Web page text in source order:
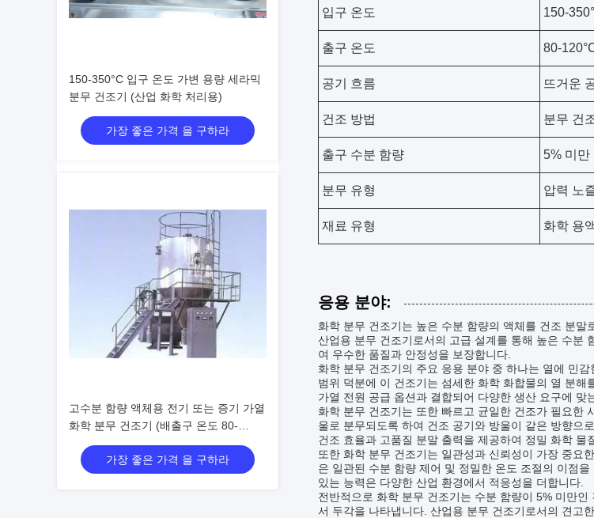
150-350°C 입구 온도 가변 용량 세라믹
분무 건조기 (산업 화학 처리용)
가장 좋은 가격 을 구하라
고수분 함량 액체용 전기 또는 증기 가열
화학 분무 건조기 (배출구 온도 80-
120°C)
가장 좋은 가격 을 구하라
입구 온도 150-
출구 온도 80-
공기 흐름 뜨거운
건조 방법 분무 건
출구 수분 함량 5% 미만
분무 유형 압력 노
재료 유형 화학 용
응용 분야:
화학 분무 건조기는 높은 수분 함량의 액체를 건조 분
산업용 분무 건조기로서의 고급 설계를 통해 높은 수분
여 우수한 품질과 안정성을 보장합니다.
화학 분무 건조기의 주요 응용 분야 중 하나는 열에 민
범위 덕분에 이 건조기는 섬세한 화학 화합물의 열 분
가열 전원 공급 옵션과 결합되어 다양한 생산 요구에 맞
화학 분무 건조기는 또한 빠르고 균일한 건조가 필요한
울로 분무되도록 하여 건조 공기와 방울이 같은 방향으
건조 효율과 고품질 분말 출력을 제공하여 정밀 화학 물
또한 화학 분무 건조기는 일관성과 신뢰성이 가장 중요
은 일관된 수분 함량 제어 및 정밀한 온도 조절의 이점
있는 능력은 다양한 산업 환경에서 적응성을 더합니다.
전반적으로 화학 분무 건조기는 수분 함량이 5% 미만
서 두각을 나타냅니다. 산업용 분무 건조기로서의 견고